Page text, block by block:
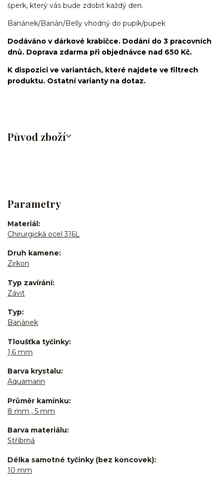
šperk, který vás bude zdobit každý den.
Banánek/Banán/Belly vhodný do pupík/pupek
Dodáváno v dárkové krabičce. Dodání do 3 pracovních
dnů. Doprava zdarma při objednávce nad 650 Kč.
K dispozici ve variantách, které najdete ve filtrech
produktu. Ostatní varianty na dotaz.
Původ zboží
Parametry
Materiál
Chirurgická ocel 316L
Druh kamene
Zirkon
Typ zavírání
Závit
Typ
Banánek
Tloušťka tyčinky
1,6 mm
Barva krystalu
Aquamarin
Průměr kamínku
8 mm , 5 mm
Barva materiálu
Stříbrná
Délka samotné tyčinky (bez koncovek)
10 mm